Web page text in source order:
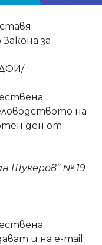
за
.
на
ден от
Шукеров” № 19
и на е-mail: